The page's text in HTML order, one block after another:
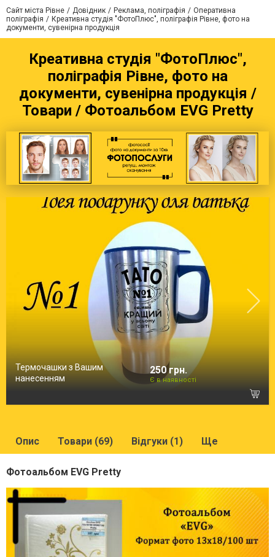
Сайт міста Рівне Довідник Реклама, поліграфія
Оперативна
поліграфія
Креативна студія "ФотоПлюс", поліграфія Рівне, фото на
документи, сувенірна продукція
Креативна студія "ФотоПлюс",
поліграфія Рівне, фото на
документи, сувенірна продукція /
Товари / Фотоальбом EVG Pretty
Термочашки з Вашим
нанесенням
250 грн.
Є в наявності
Опис Товари (69) Відгуки (1) Ще
Фотоальбом EVG Pretty